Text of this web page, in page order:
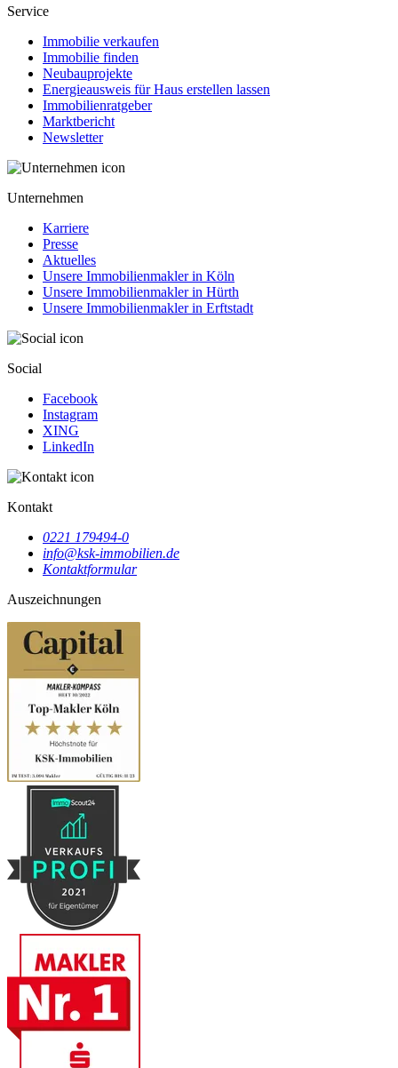
Service
Immobilie verkaufen
Immobilie finden
Neubauprojekte
Energieausweis für Haus erstellen lassen
Immobilienratgeber
Marktbericht
Newsletter
Unternehmen
Karriere
Presse
Aktuelles
Unsere Immobilienmakler in Köln
Unsere Immobilienmakler in Hürth
Unsere Immobilienmakler in Erftstadt
Social
Facebook
Instagram
XING
LinkedIn
Kontakt
0221 179494-0
info@ksk-immobilien.de
Kontaktformular
Auszeichnungen